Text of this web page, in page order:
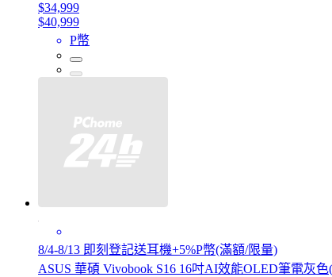
$34,999
$40,999
P幣
8/4-8/13 即刻登記送耳機+5%P幣(滿額/限量)
ASUS 華碩 Vivobook S16 16吋AI效能OLED筆電灰